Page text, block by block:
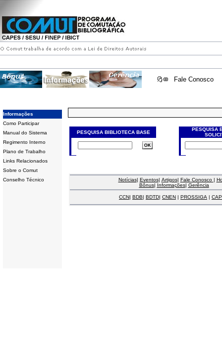
Fale Conosco
Informações
Como Participar
Manual do Sistema
Regimento Interno
Plano de Trabalho
Links Relacionados
Sobre o Comut
Conselho Técnico
PESQUISA BIBLIOTECA BASE
PESQUISA
Notícias| Eventos| Artigos| Fale Conosco |
Bônus| Informações| Gerência
CCN| BDB| BDTD| CNEN | PROSSIGA |